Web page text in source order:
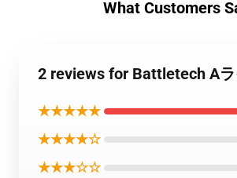
What Customers
2 reviews for Battletech A
★★★★★
★★★★☆
★★★☆☆